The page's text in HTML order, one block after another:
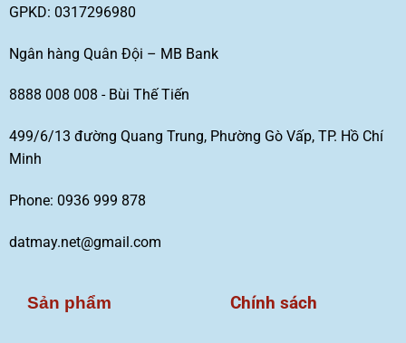
GPKD: 0317296980
Ngân hàng Quân Đội – MB Bank
8888 008 008 - Bùi Thế Tiến
499/6/13 đường Quang Trung, Phường Gò Vấp, TP. Hồ Chí
Minh
Phone: 0936 999 878
datmay.net@gmail.com
Sản phẩm Chính sách